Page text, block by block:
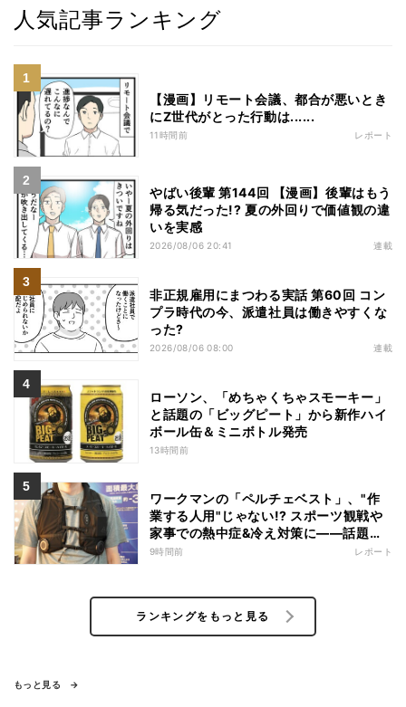
人気記事ランキング
【漫画】リモート会議、都合が悪いとき
にZ世代がとった行動は......
11時間前 レポート
やばい後輩 第144回 【漫画】後輩はもう
帰る気だった!? 夏の外回りで価値観の違
いを実感
2026/08/06 20:41 連載
非正規雇用にまつわる実話 第60回 コン
プラ時代の今、派遣社員は働きやすくな
った?
2026/08/06 08:00 連載
ローソン、「めちゃくちゃスモーキー」
と話題の「ビッグピート」から新作ハイ
ボール缶＆ミニボトル発売
13時間前
ワークマンの「ペルチェベスト」、"作
業する人用"じゃない!? スポーツ観戦や
家事での熱中症&冷え対策に――話題の
商品を徹底検証
9時間前 レポート
ランキングをもっと見る
もっと見る